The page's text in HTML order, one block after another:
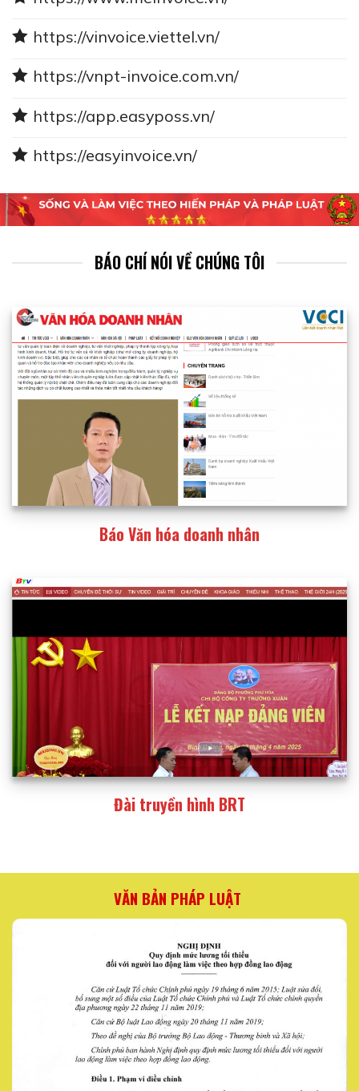
https://vinvoice.viettel.vn/
https://vnpt-invoice.com.vn/
https://app.easyposs.vn/
https://easyinvoice.vn/
BÁO CHÍ NÓI VỀ CHÚNG TÔI
Báo Văn hóa doanh nhân
Đài truyền hình BRT
VĂN BẢN PHÁP LUẬT